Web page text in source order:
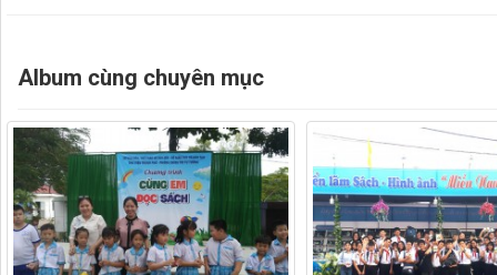
Album cùng chuyên mục